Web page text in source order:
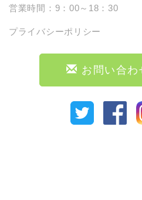
営業時間：9：00～18：30
プライバシーポリシー
お問い合わ